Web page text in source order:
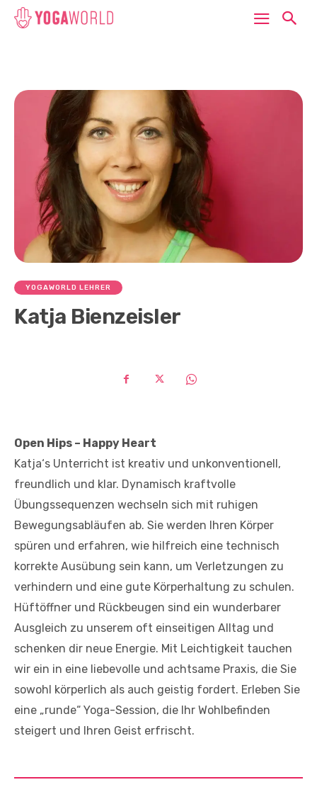
YOGAWORLD LEHRER
Katja Bienzeisler
Open Hips – Happy Heart
Katja‘s Unterricht ist kreativ und unkonventionell,
freundlich und klar. Dynamisch kraftvolle
Übungssequenzen wechseln sich mit ruhigen
Bewegungsabläufen ab. Sie werden Ihren Körper
spüren und erfahren, wie hilfreich eine technisch
korrekte Ausübung sein kann, um Verletzungen zu
verhindern und eine gute Körperhaltung zu schulen.
Hüftöffner und Rückbeugen sind ein wunderbarer
Ausgleich zu unserem oft einseitigen Alltag und
schenken dir neue Energie. Mit Leichtigkeit tauchen
wir ein in eine liebevolle und achtsame Praxis, die Sie
sowohl körperlich als auch geistig fordert. Erleben Sie
eine „runde“ Yoga-Session, die Ihr Wohlbefinden
steigert und Ihren Geist erfrischt.